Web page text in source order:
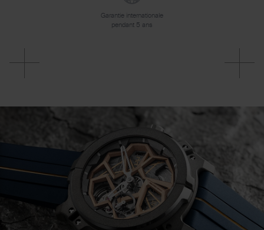
Garantie internationale
pendant 5 ans